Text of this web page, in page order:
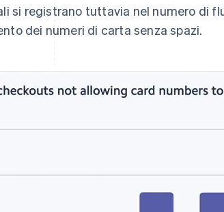
si registrano tuttavia nel numero di
dei numeri di carta senza spazi.